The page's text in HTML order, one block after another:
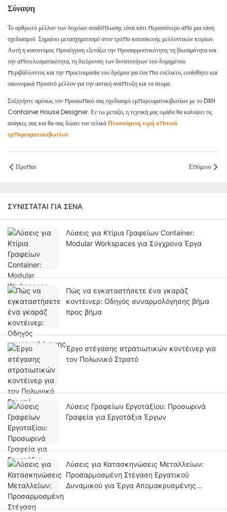
Σύναψη
Το αρθρωτό μέλλον των δοχείων αναδίπλωσης είναι κάτι περισσότερο από μια τάση
σχεδιασμού. Σημαίνει μετασχηματισμό στον τρόπο κατασκευής μελλοντικών κτιρίων.
Αυτή η καινοτόμος προσέγγιση εξετάζει την προσαρμοστικότητα, τη βιωσιμότητα και
την αποτελεσματικότητα, τη διεύρυνση των δυνατοτήτων του δομημένου
περιβάλλοντος και την προετοιμασία του δρόμου για ένα πιο ευέλικτο, ευαίσθητο και
οικονομικά προσιτό μέλλον για την αστική ανάπτυξη και τα άτομα.
Συζητήστε αμέσως τον προσωπικό σας σχεδιασμό εμπορευματοκιβωτίων με το DXH
Container House Designer. Εν τω μεταξύ, η τεχνική μας ομάδα θα καλύψει τις
ανάγκες σας και θα σας δώσει τον τελικόΠτυσσόμενη τιμή σπιτιού
εμπορευματοκιβωτίων
Προπαν Επόμενο
ΣΥΝΙΣΤΆΤΑΙ ΓΙΑ ΣΈΝΑ
Λύσεις για Κτίρια Γραφείων Container:
Modular Workspaces για Σύγχρονα Έργα
Πώς να εγκαταστήσετε ένα γκαράζ
κοντέινερ: Οδηγός συναρμολόγησης βήμα
προς βήμα
Έργο στέγασης στρατιωτικών κοντέινερ για
τον Πολωνικό Στρατό
Λύσεις Γραφείων Εργοταξίου: Προσωρινά
Γραφεία για Εργοτάξια Έργων
Λύσεις για Κατασκηνώσεις Μεταλλείων:
Προσαρμοσμένη Στέγαση Εργατικού
Δυναμικού για Έργα Απομακρυσμένης